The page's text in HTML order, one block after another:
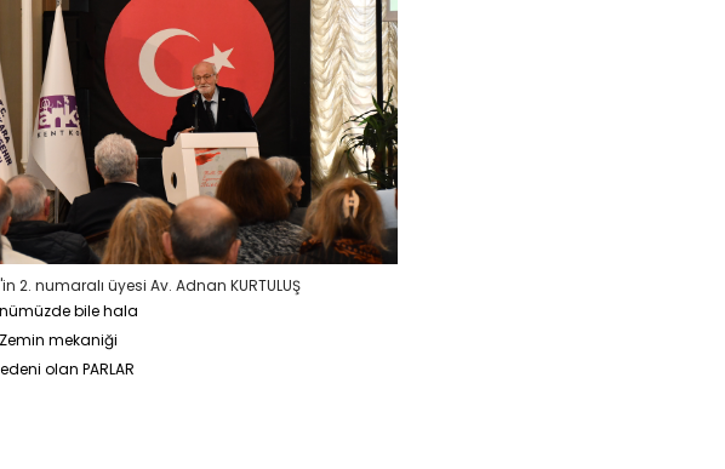
2. numaralı üyesi Av. Adnan KURTULUŞ
bile hala
mekaniği
olan PARLAR